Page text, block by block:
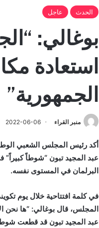
الحدث عاجل
بوغالي:
استعادة
الجمهورية”
منبر القراء 2022-06-06
أكد رئيس المجلس الشعبي
عبد المجيد تبون “شوطاً كبيراً”
البرلمان في المستوى نفسه.
في كلمة افتتاحية خلال يوم
المجلس، قال بوغالي: “ها نحن
عبد المجيد تبون قد قطعت شوطا